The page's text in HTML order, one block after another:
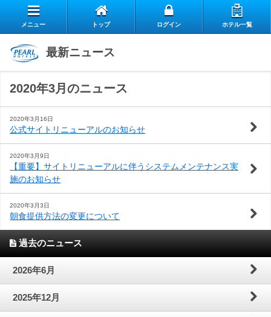
リ
ー
ラ
ブ
の
ご
案
内
慢
の
朝
食
ス
タ
ッ
フ
の
想
い
お
客
様
声
よ
く
問
お
閉じる
メニュー トップ ログイン ホテル一覧
最新ニュース
2020年3月のニュース
2020年3月16日
公式サイトリニューアルのお知らせ
2020年3月9日
【重要】サイトリニューアルに伴うシステムメンテナンス実
施のお知らせ
2020年3月3日
朝食提供方法の変更について
過去のニュース
2026年6月
2025年12月